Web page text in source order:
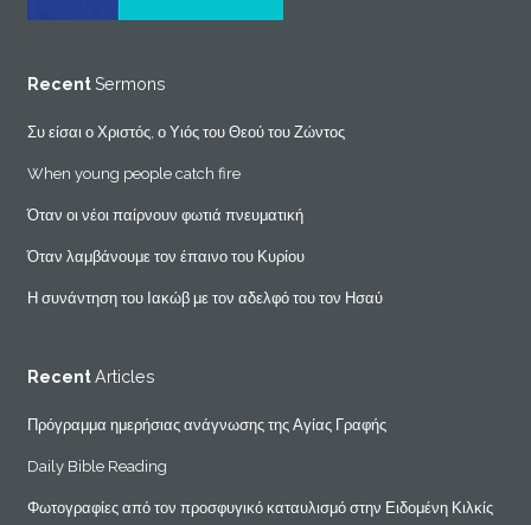
RecentSermons
Συ είσαι ο Χριστός, ο Υιός του Θεού του Ζώντος
When young people catch fire
Όταν οι νέοι παίρνουν φωτιά πνευματική
Όταν λαμβάνουμε τον έπαινο του Κυρίου
Η συνάντηση του Ιακώβ με τον αδελφό του τον Ησαύ
RecentArticles
Πρόγραμμα ημερήσιας ανάγνωσης της Αγίας Γραφής
Daily Bible Reading
Φωτογραφίες από τον προσφυγικό καταυλισμό στην Ειδομένη Κιλκίς